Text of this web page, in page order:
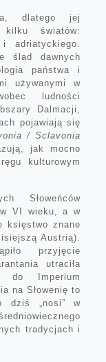
dlatego jej
światów:
i adriatyckiego.
ślad dawnych
państwa i
używanymi w
ludności
Dalmacji,
pojawiają się
/ Sclavonia
jak mocno
kulturowym
Słoweńców
w VI wieku, a w
księstwo znane
Austrią).
przyjęcie
utraciła
do Imperium
na Słowenię to
dziś „nosi” w
tradycjach i